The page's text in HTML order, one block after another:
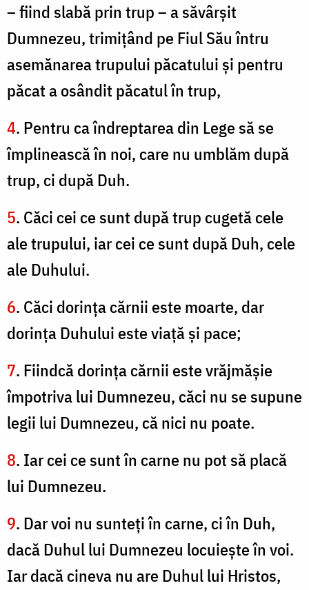
– fiind slabă prin trup – a săvârşit
Dumnezeu, trimiţând pe Fiul Său întru
asemănarea trupului păcatului şi pentru
păcat a osândit păcatul în trup,
4. Pentru ca îndreptarea din Lege să se
împlinească în noi, care nu umblăm după
trup, ci după Duh.
5. Căci cei ce sunt după trup cugetă cele
ale trupului, iar cei ce sunt după Duh, cele
ale Duhului.
6. Căci dorinţa cărnii este moarte, dar
dorinţa Duhului este viaţă şi pace;
7. Fiindcă dorinţa cărnii este vrăjmăşie
împotriva lui Dumnezeu, căci nu se supune
legii lui Dumnezeu, că nici nu poate.
8. Iar cei ce sunt în carne nu pot să placă
lui Dumnezeu.
9. Dar voi nu sunteţi în carne, ci în Duh,
dacă Duhul lui Dumnezeu locuieşte în voi.
Iar dacă cineva nu are Duhul lui Hristos,